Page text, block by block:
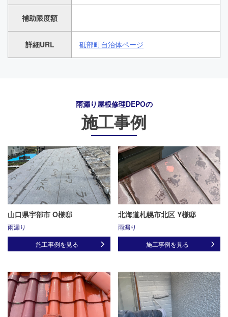
補助限度額
詳細URL 砥部町自治体ページ
雨漏り屋根修理DEPOの
施工事例
山口県宇部市 O様邸
雨漏り
施工事例を見る
北海道札幌市北区 Y様邸
雨漏り
施工事例を見る